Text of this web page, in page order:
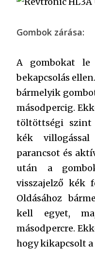
Gombok zárása:
A gombokat
bekapcsolás
bármelyik
másodpercig.
töltöttségi szint
kék
parancsot és
után a
visszajelző kék
Oldásához
kell egyet,
másodpercre.
hogy kikapcsolt a